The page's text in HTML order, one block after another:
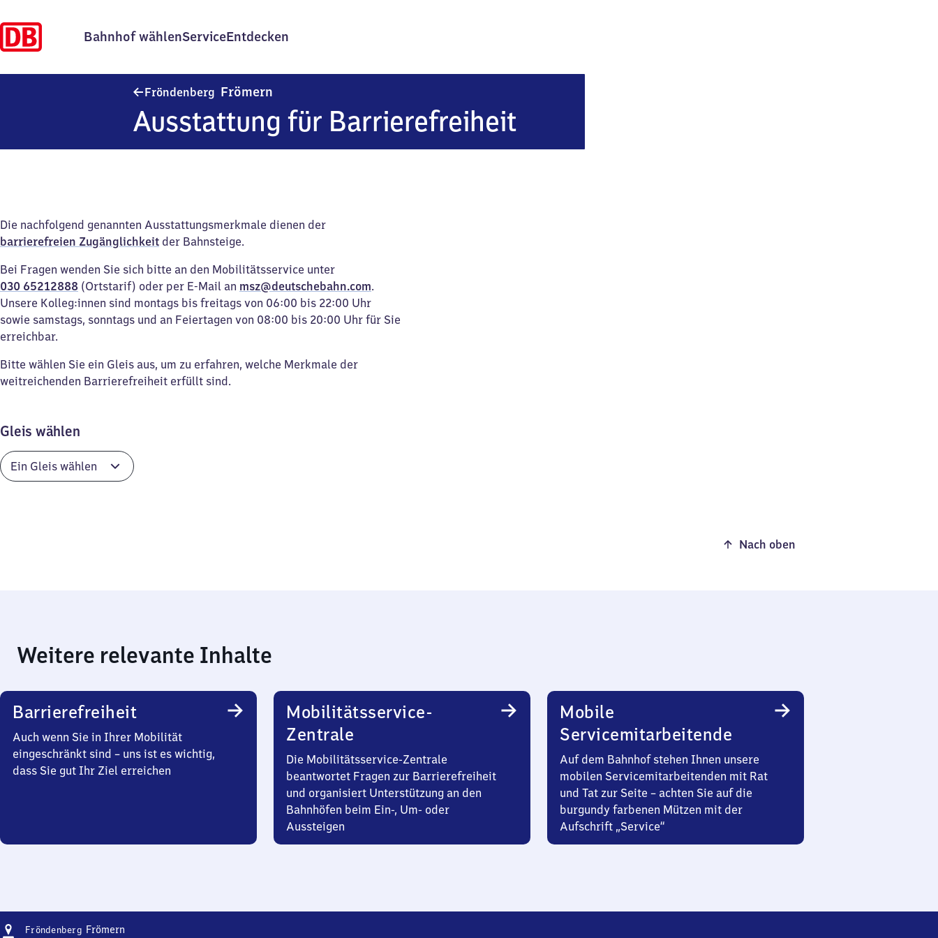
Bahnhof wählenServiceEntdecken
Fröndenberg Frömern
Ausstattung für Barrierefreiheit
Die nachfolgend genannten Ausstattungsmerkmale dienen der
barrierefreien Zugänglichkeit der Bahnsteige.
Bei Fragen wenden Sie sich bitte an den Mobilitätsservice unter
030 65212888 (Ortstarif) oder per E-Mail an msz@deutschebahn.com.
Unsere Kolleg:innen sind montags bis freitags von 06:00 bis 22:00 Uhr
sowie samstags, sonntags und an Feiertagen von 08:00 bis 20:00 Uhr für Sie
erreichbar.
Bitte wählen Sie ein Gleis aus, um zu erfahren, welche Merkmale der
weitreichenden Barrierefreiheit erfüllt sind.
Gleis wählen
Nach oben
Weitere relevante Inhalte
Barrierefreiheit
Auch wenn Sie in Ihrer Mobilität
eingeschränkt sind – uns ist es wichtig,
dass Sie gut Ihr Ziel erreichen
Mobilitätsservice-
Zentrale
Die Mobilitätsservice-Zentrale
beantwortet Fragen zur Barrierefreiheit
und organisiert Unterstützung an den
Bahnhöfen beim Ein-, Um- oder
Aussteigen
Mobile
Servicemitarbeitende
Auf dem Bahnhof stehen Ihnen unsere
mobilen Servicemitarbeitenden mit Rat
und Tat zur Seite – achten Sie auf die
burgundy farbenen Mützen mit der
Aufschrift „Service“
Adresse
Fröndenberg FrömernFröndenberg-